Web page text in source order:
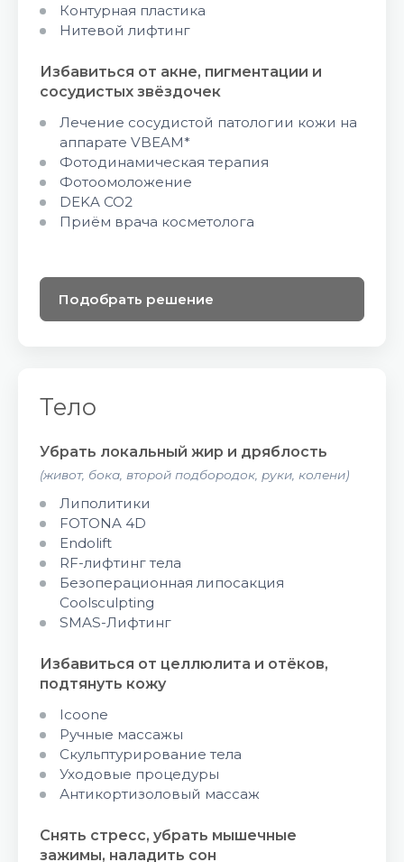
Контурная пластика
Нитевой лифтинг
Избавиться от акне, пигментации и
сосудистых звёздочек
Лечение сосудистой патологии кожи на
аппарате VBEAM*
Фотодинамическая терапия
Фотоомоложение
DEKA CO2
Приём врача косметолога
Подобрать решение
Тело
Убрать локальный жир и дряблость
(живот, бока, второй подбородок, руки, колени)
Липолитики
FOTONA 4D
Endolift
RF-лифтинг тела
Безоперационная липосакция
Coolsculpting
SMAS-Лифтинг
Избавиться от целлюлита и отёков,
подтянуть кожу
Icoone
Ручные массажы
Скульптурирование тела
Уходовые процедуры
Антикортизоловый массаж
Снять стресс, убрать мышечные
зажимы, наладить сон